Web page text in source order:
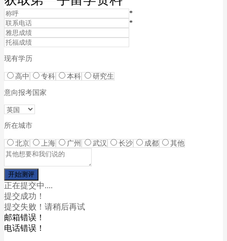
*
*
现有学历
高中 专科 本科 研究生
意向报考国家
所在城市
北京 上海 广州 武汉 长沙 成都 其他
正在提交中....
提交成功！
提交失败！请稍后再试
邮箱错误！
电话错误！